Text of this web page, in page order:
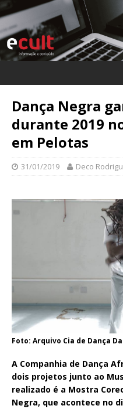
Dança Negra
durante 2019
em Pelotas
31/01/2019 Deco
Foto: Arquivo Cia de Dança
A Companhia de Dança
dois projetos junto ao
realizado é a Mostra
Negra, que acontece no